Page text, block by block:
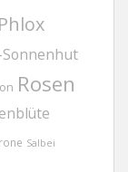
Phlox
Rosen
Salbei